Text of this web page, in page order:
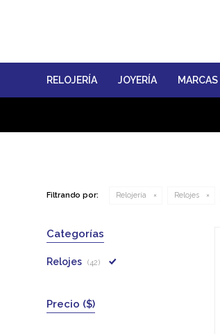
RELOJERÍA JOYERÍA MARCAS
Filtrando por: Relojería Relojes
Categorías
Relojes (42)
Precio ($)